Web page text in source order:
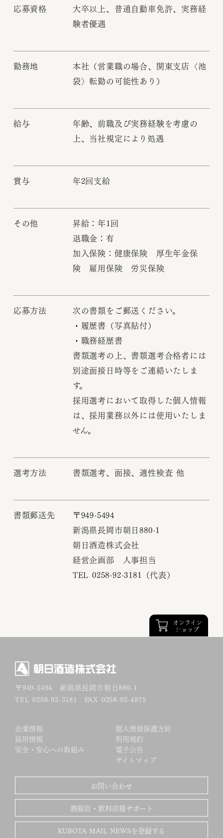
応募資格
大卒以上、普通自動車免許、実務経
験者優遇
勤務地
本社（営業職の場合、関東支店〈池
袋〉転勤の可能性あり）
給与
年齢、前職及び実務経験を考慮の
上、当社規定により処遇
賞与 年2回支給
その他
昇給：年1回
退職金：有
加入保険：健康保険 厚生年金保
険 雇用保険 労災保険
応募方法
次の書類をご郵送ください。
・履歴書（写真貼付）
・職務経歴書
書類選考の上、書類選考合格者には
別途面接日時等をご連絡いたしま
す。
採用選考において取得した個人情報
は、採用業務以外には使用いたしま
せん。
選考方法 書類選考、面接、適性検査 他
書類郵送先
〒949-5494
新潟県長岡市朝日880-1
朝日酒造株式会社
経営企画部 人事担当
TEL 0258-92-3181（代表）
オンライン
ショップ
〒949-5494 新潟県長岡市朝日880-1
TEL 0258-92-3181 FAX 0258-92-4875
企業情報
採用情報
安全・安心への取組み
個人情報保護方針
利用規約
電子公告
サイトマップ
お問い合わせ
酒販店・飲料店様サポート
KUBOTA MAIL NEWSを登録する